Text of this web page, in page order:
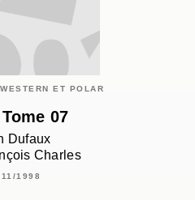
ET POLAR
07
Dufaux
Charles
1998